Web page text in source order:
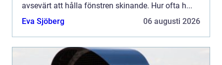
avsevärt att hålla fönstren skinande. Hur ofta h...
Eva Sjöberg
06 augusti 2026